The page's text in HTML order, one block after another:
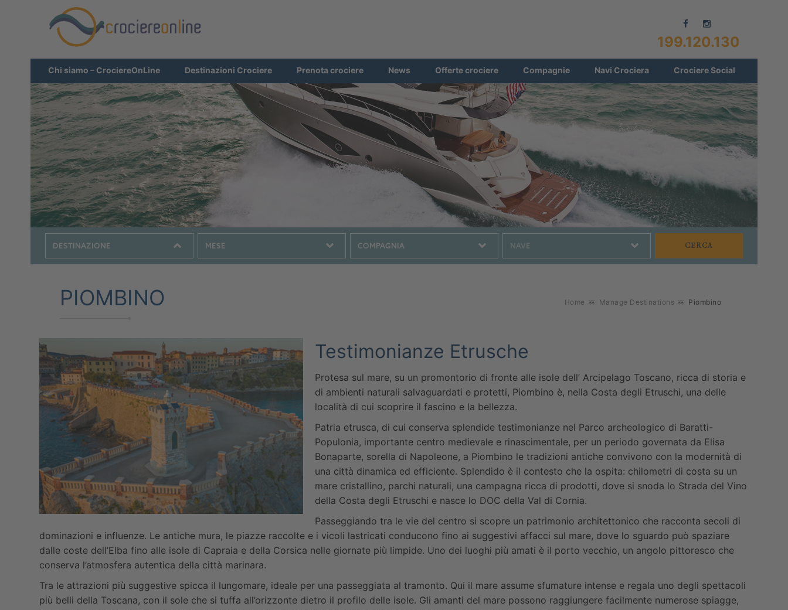
199.120.130
Chi siamo – CrociereOnLine Destinazioni Crociere Prenota crociere News Offerte crociere Compagnie Navi Crociera Crociere Social
PIOMBINO Home Manage Destinations Piombino
Testimonianze Etrusche
Protesa sul mare, su un promontorio di fronte alle isole dell’ Arcipelago Toscano, ricca di storia e
di ambienti naturali salvaguardati e protetti, Piombino è, nella Costa degli Etruschi, una delle
località di cui scoprire il fascino e la bellezza.
Patria etrusca, di cui conserva splendide testimonianze nel Parco archeologico di Baratti-
Populonia, importante centro medievale e rinascimentale, per un periodo governata da Elisa
Bonaparte, sorella di Napoleone, a Piombino le tradizioni antiche convivono con la modernità di
una città dinamica ed efficiente. Splendido è il contesto che la ospita: chilometri di costa su un
mare cristallino, parchi naturali, una campagna ricca di prodotti, dove si snoda lo Strada del Vino
della Costa degli Etruschi e nasce lo DOC della Val di Cornia.
Passeggiando tra le vie del centro si scopre un patrimonio architettonico che racconta secoli di
dominazioni e influenze. Le antiche mura, le piazze raccolte e i vicoli lastricati conducono fino ai suggestivi affacci sul mare, dove lo sguardo può spaziare
dalle coste dell’Elba fino alle isole di Capraia e della Corsica nelle giornate più limpide. Uno dei luoghi più amati è il porto vecchio, un angolo pittoresco che
conserva l’atmosfera autentica della città marinara.
Tra le attrazioni più suggestive spicca il lungomare, ideale per una passeggiata al tramonto. Qui il mare assume sfumature intense e regala uno degli spettacoli
più belli della Toscana, con il sole che si tuffa all’orizzonte dietro il profilo delle isole. Gli amanti del mare possono raggiungere facilmente numerose spiagge,